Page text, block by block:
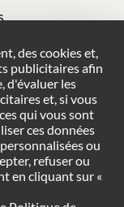
des cookies et,
publicitaires afin
d'évaluer les
et, si vous
qui vous sont
ces données
ou
refuser ou
en cliquant sur «